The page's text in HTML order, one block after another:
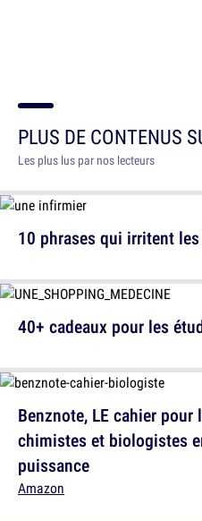
PLUS DE CONTENUS
Les plus lus par nos lecteurs
10 phrases qui irritent
Benznote, LE cahier pour
chimistes et biologistes
puissance
Amazon
40+ cadeaux pour les